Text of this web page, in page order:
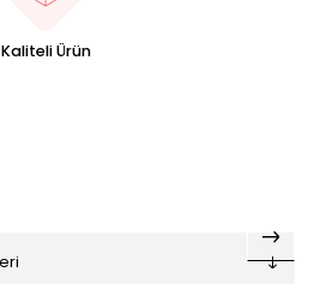
Kaliteli Ürün